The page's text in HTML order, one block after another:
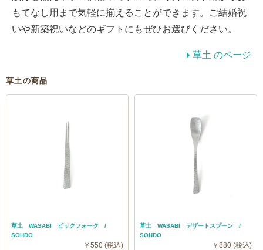
もてなし用まで気軽に揃えることができます。ご結婚祝
いや新築祝いなどのギフトにもぜひお選びください。
草土 のページ
草土の商品
草土 WASABI ピックフォーク /
SOHDO
￥550 (税込)
草土 WASABI デザートスプーン /
SOHDO
￥880 (税込)